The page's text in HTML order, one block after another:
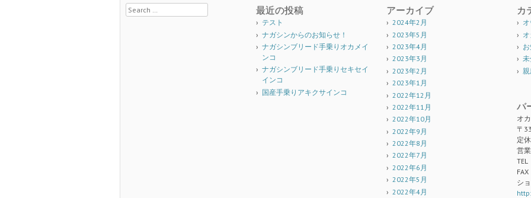
Search 最近の投稿
テスト
ナガシンからのお知らせ！
ナガシンブリード手乗りオカメイ
ンコ
ナガシンブリード手乗りセキセイ
インコ
国産手乗りアキクサインコ
アーカイブ
2024年2月
2023年5月
2023年4月
2023年3月
2023年2月
2023年1月
2022年12月
2022年11月
2022年10月
2022年9月
2022年8月
2022年7月
2022年6月
2022年5月
2022年4月
カ
バ
オ
〒
定
営
シ